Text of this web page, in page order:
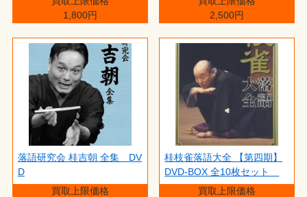
1,800円
2,500円
落語研究会 桂吉朝 全集 DV
D
買取上限価格
桂枝雀落語大全 【第四期】
DVD-BOX 全10枚セット
買取上限価格